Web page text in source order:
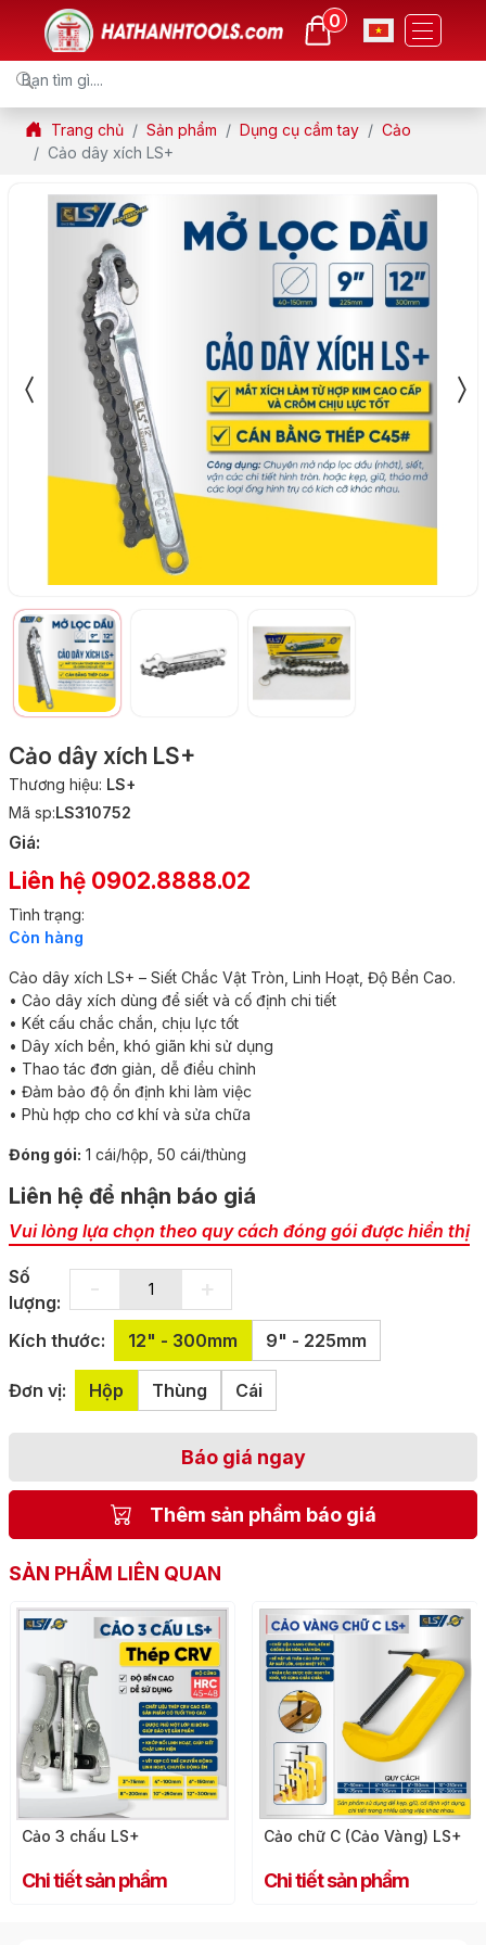
0
Trang chủ Sản phẩm Dụng cụ cầm tay
Cảo
Cảo dây xích LS+
Cảo dây xích LS+
Thương hiệu: LS+
Mã sp:LS310752
Giá:
Liên hệ 0902.8888.02
Tình trạng:
Còn hàng
Cảo dây xích LS+ – Siết Chắc Vật Tròn, Linh Hoạt, Độ Bền Cao.
• Cảo dây xích dùng để siết và cố định chi tiết
• Kết cấu chắc chắn, chịu lực tốt
• Dây xích bền, khó giãn khi sử dụng
• Thao tác đơn giản, dễ điều chỉnh
• Đảm bảo độ ổn định khi làm việc
• Phù hợp cho cơ khí và sửa chữa
Đóng gói: 1 cái/hộp, 50 cái/thùng
Liên hệ để nhận báo giá
Vui lòng lựa chọn theo quy cách đóng gói được hiển thị
Số
lượng:
Kích thước: 12" - 300mm 9" - 225mm
Đơn vị: Hộp Thùng Cái
Báo giá ngay
Thêm sản phẩm báo giá
SẢN PHẨM LIÊN QUAN
Cảo 3 chấu LS+
Chi tiết sản phẩm
Cảo chữ C (Cảo Vàng) LS+
Chi tiết sản phẩm